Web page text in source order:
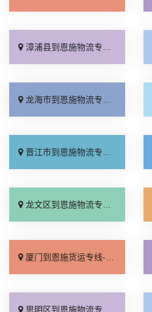
漳浦县到恩施物流专线_定点发车「市县闪送」
龙海市到恩施物流专线_全程直达「诚信经营」
晋江市到恩施物流专线_准时到货「损坏理赔」
龙文区到恩施物流专线_来电咨询「每日发车」
厦门到恩施货运专线-厦门到恩施物流公司_专线直达「价格实惠」
思明区到恩施物流专线_专业靠谱「多少一吨」